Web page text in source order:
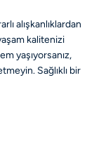
alışkanlıklardan
kalitenizi
yaşıyorsanız,
Sağlıklı bir